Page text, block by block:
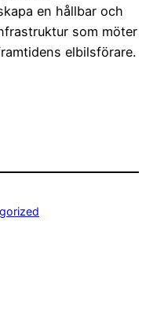
en hållbar och
som möter
elbilsförare.